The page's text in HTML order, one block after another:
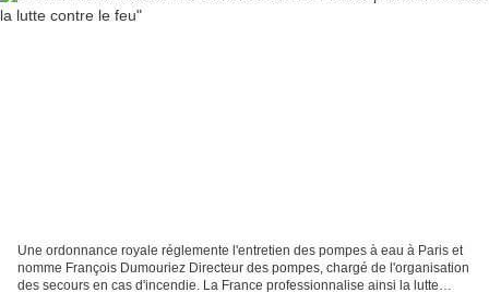
Une ordonnance royale réglemente l'entretien des pompes à eau à Paris et
nomme François Dumouriez Directeur des pompes, chargé de l'organisation
des secours en cas d'incendie. La France professionnalise ainsi la lutte